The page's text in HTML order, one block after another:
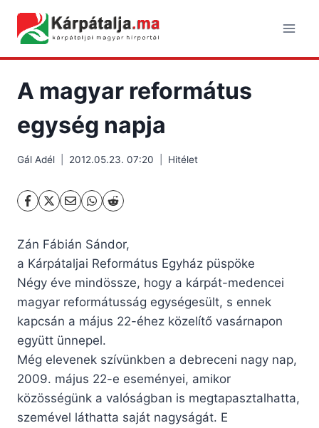
content
A magyar református
egység napja
Gál Adél 2012.05.23. 07:20 Hitélet
Zán Fábián Sándor,
a Kárpátaljai Református Egyház püspöke
Négy éve mindössze, hogy a kárpát-medencei
magyar reformátusság egységesült, s ennek
kapcsán a május 22-éhez közelítő vasárnapon
együtt ünnepel.
Még elevenek szívünkben a debreceni nagy nap,
2009. május 22-e eseményei, amikor
közösségünk a valóságban is megtapasztalhatta,
szemével láthatta saját nagyságát. E